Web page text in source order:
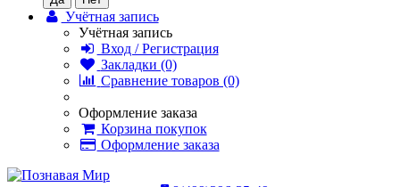
Учётная запись
Учётная запись
Вход / Регистрация
Закладки (0)
Сравнение товаров (0)
Оформление заказа
Корзина покупок
Оформление заказа